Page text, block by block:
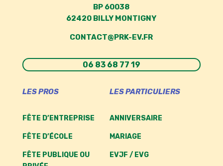
BP 60038
62420 BILLY MONTIGNY
CONTACT@PRK-EV.FR
06 83 68 77 19
LES PROS
FÊTE D’ENTREPRISE
FÊTE D’ÉCOLE
FÊTE PUBLIQUE OU
LES PARTICULIERS
ANNIVERSAIRE
MARIAGE
EVJF / EVG